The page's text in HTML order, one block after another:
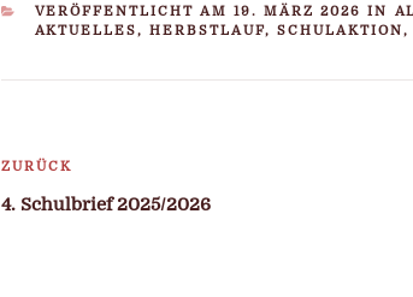
KATEGORIEN
VERÖFFENTLICHT AM 19. MÄRZ 2026 IN
AKTUELLES, HERBSTLAUF, SCHULAKTION,
Beitragsnavigation
Vorheriger
Beitrag
ZURÜCK
4. Schulbrief 2025/2026